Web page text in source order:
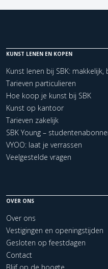
KUNST LENEN EN KOPEN
Kunst lenen bij SBK:
Tarieven particulieren
Hoe koop je kunst bij SBK
Kunst op kantoor
Tarieven zakelijk
SBK Young –
VYOO: laat je verrassen
Veelgestelde vragen
OVER ONS
Over ons
Vestigingen en openingstijden
Gesloten op feestdagen
Contact